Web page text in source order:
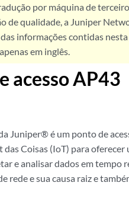
por máquina de
de qualidade, a Juniper
informações contidas
em inglês.
acesso AP43
Juniper® é um ponto de
Coisas (IoT) para oferecer
e analisar dados em tempo
rede e sua causa raiz e